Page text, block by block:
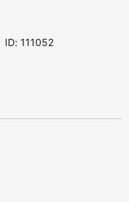
ID: 111052